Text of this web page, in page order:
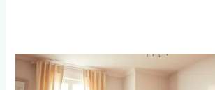
10
Consejos